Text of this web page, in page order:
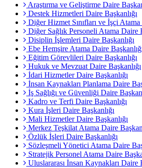
Araştırma ve Geliştirme Daire
Destek Hizmetleri Daire Başkanlığı
Diğer Hizmet Sınıfları ve İşçi Atama
Diğer Sağlık Personeli Atama Daire
Disiplin İşlemleri Daire Başkanlığı
Ebe Hemşire Atama Daire
Eğitim Görevlileri Daire Başkanlığı
Hukuk ve Mevzuat Daire Başkanlığı
İdari Hizmetler Daire Başkanlığı
İnsan Kaynakları Planlama Daire
İş Sağlığı ve Güvenliği Daire
Kadro ve Terfi Daire Başkanlığı
Kura İşleri Daire Başkanlığı
Mali Hizmetler Daire Başkanlığı
Merkez Teşkilat Atama Daire
Özlük İşleri Daire Başkanlığı
Sözleşmeli Yönetici Atama Daire
Stratejik Personel Atama Daire
Uluslararası İnsan Kaynakları Daire